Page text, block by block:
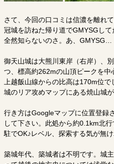
さて、今回の口コミは信濃を離れ
冠城を訪ねた帰り道でGMYSGし
全然知らないのさ。あ、GMYSG…
御天山城は大熊川東岸（右岸）、
つ、標高約262mの山頂ピークを中
上越飯山線からの比高は170m位
城のリア攻めマップにある焼山城
行き方はGoogleマップに位置登録
して下さい。此処から約0.1km北
駐でOK♪レベル、探索する気が無
築城年代、築城者は不明です。城